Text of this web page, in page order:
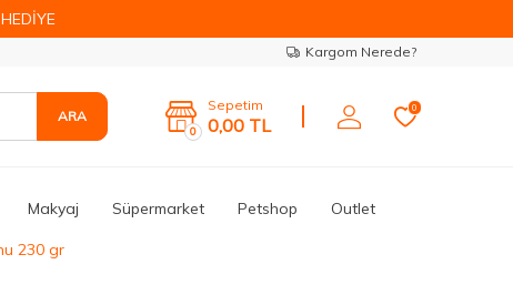
HEDİYE
Kargom Nerede?
ARA
0
Sepetim
0,00 TL
0
Makyaj Süpermarket Petshop Outlet
230 gr